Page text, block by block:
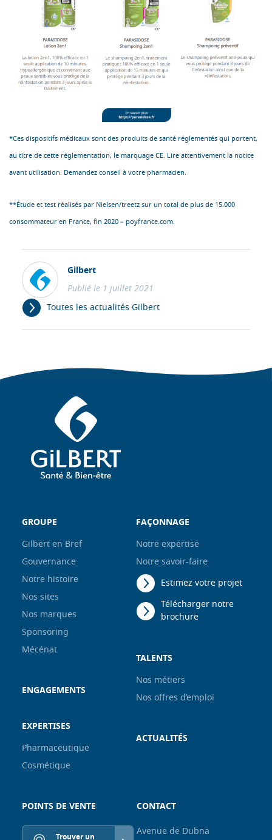
*Ces dispositifs médicaux sont des produits de santé réglementés qui portent,
au titre de cette réglementation, le marquage CE. Lire attentivement la notice
avant utilisation. Demandez conseil à votre pharmacien.
**Étude et test réalisés par Nielsen/treetz sur un total de plus de 15.000
consommateur en France, fin 2020 – poyfrance.com.
Gilbert
Publié le 1 juillet 2021
Toutes les actualités Gilbert
GROUPE
Gilbert en Bref
Gouvernance
Notre histoire
Nos sites
Nos marques
Sponsoring
Mécénat
ENGAGEMENTS
EXPERTISES
Pharmaceutique
Cosmétique
FAÇONNAGE
Notre expertise
Notre savoir-faire
Estimez votre projet
Télécharger notre
brochure
TALENTS
Nos métiers
Nos offres d’emploi
ACTUALITÉS
POINTS DE VENTE
CONTACT
Avenue de Dubna